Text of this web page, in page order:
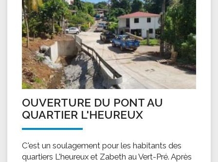
OUVERTURE DU PONT AU
QUARTIER L'HEUREUX
C'est un soulagement pour les habitants des
quartiers L'heureux et Zabeth au Vert-Pré. Après